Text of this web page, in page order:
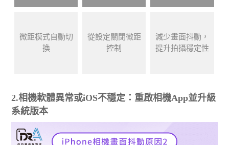
微距模式自動切
換
從設定關閉微距
控制
減少畫面抖動，
提升拍攝穩定性
2.相機軟體異常或iOS不穩定：重啟相機App並升級
系統版本